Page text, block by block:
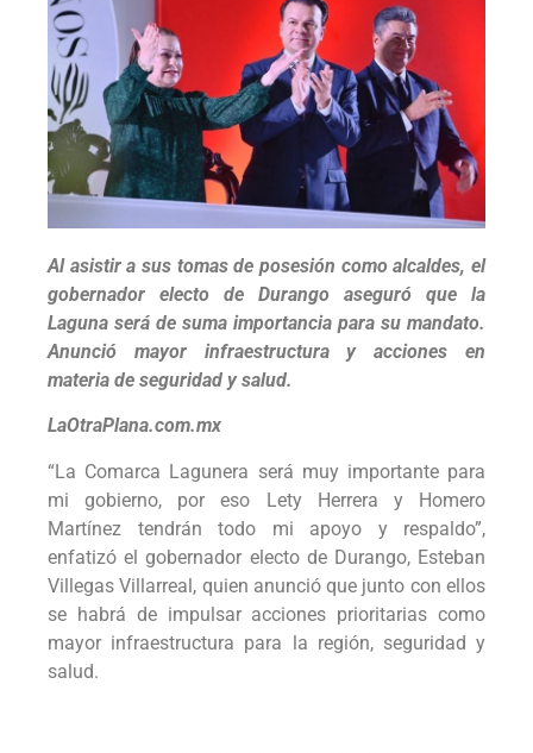
Al asistir a sus tomas de posesión como alcaldes, el
gobernador electo de Durango aseguró que la
Laguna será de suma importancia para su mandato.
Anunció mayor infraestructura y acciones en
materia de seguridad y salud.
LaOtraPlana.com.mx
“La Comarca Lagunera será muy importante para
mi gobierno, por eso Lety Herrera y Homero
Martínez tendrán todo mi apoyo y respaldo”,
enfatizó el gobernador electo de Durango, Esteban
Villegas Villarreal, quien anunció que junto con ellos
se habrá de impulsar acciones prioritarias como
mayor infraestructura para la región, seguridad y
salud.